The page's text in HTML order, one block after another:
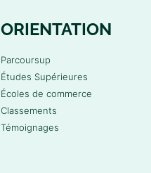
ORIENTATION
Parcoursup
Études Supérieures
Écoles de commerce
Classements
Témoignages